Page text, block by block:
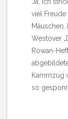
Ja, ich
viel
Westover
Rowan-
Kammzug
so